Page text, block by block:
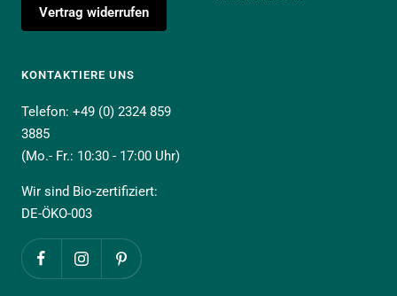
Vertrag widerrufen
KONTAKTIERE UNS
Telefon: +49 (0) 2324 859
3885
(Mo.- Fr.: 10:30 - 17:00 Uhr)
Wir sind Bio-zertifiziert:
DE-ÖKO-003